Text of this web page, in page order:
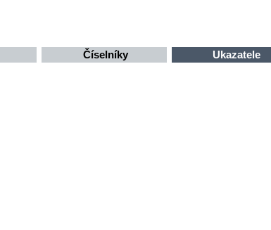
Číselníky Ukazatele